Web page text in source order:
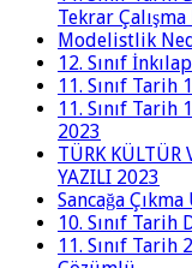
Tekrar Çalışma
Modelistlik
12. Sınıf
11. Sınıf Tarih
11. Sınıf Tarih
2023
TÜRK KÜLTÜR
YAZILI 2023
Sancağa
10. Sınıf Tarih
11. Sınıf Tarih